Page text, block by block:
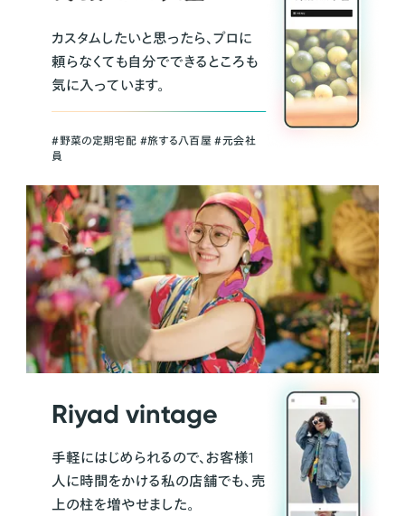
カスタムしたいと思ったら、プロに
頼らなくても自分でできるところも
気に入っています。
＃野菜の定期宅配 ＃旅する八百屋 ＃元会社
員
Riyad vintage
手軽にはじめられるので、お客様1
人に時間をかける私の店舗でも、売
上の柱を増やせました。